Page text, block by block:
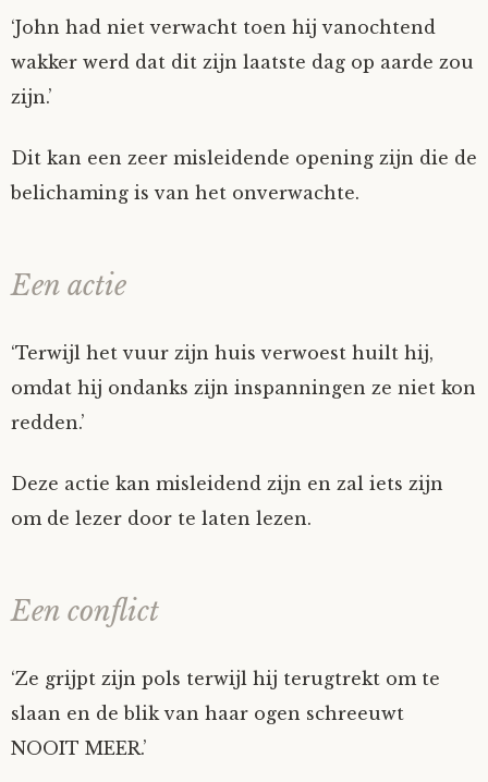
‘John had niet verwacht toen hij vanochtend
wakker werd dat dit zijn laatste dag op aarde zou
zijn.’
Dit kan een zeer misleidende opening zijn die de
belichaming is van het onverwachte.
Een actie
‘Terwijl het vuur zijn huis verwoest huilt hij,
omdat hij ondanks zijn inspanningen ze niet kon
redden.’
Deze actie kan misleidend zijn en zal iets zijn
om de lezer door te laten lezen.
Een conflict
‘Ze grijpt zijn pols terwijl hij terugtrekt om te
slaan en de blik van haar ogen schreeuwt
NOOIT MEER.’